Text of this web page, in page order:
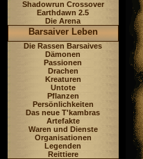
Shadowrun Crossover
Earthdawn 2.5
Die Arena
Barsaiver Leben
Die Rassen Barsaives
Dämonen
Passionen
Drachen
Kreaturen
Untote
Pflanzen
Persönlichkeiten
Das neue T'kambras
Artefakte
Waren und Dienste
Organisationen
Legenden
Reittiere